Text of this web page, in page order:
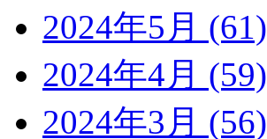
2024年5月 (61)
2024年4月 (59)
2024年3月 (56)